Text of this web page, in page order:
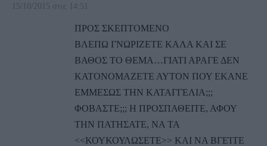
15/10/2015 στις 14:51
ΠΡΟΣ ΣΚΕΠΤΟΜΕΝΟ
ΒΛΕΠΩ ΓΝΩΡΙΖΕΤΕ ΚΑΛΑ ΚΑΙ ΣΕ
ΒΑΘΟΣ ΤΟ ΘΕΜΑ…ΓΙΑΤΙ ΑΡΑΓΕ ΔΕΝ
ΚΑΤΟΝΟΜΑΖΕΤΕ ΑΥΤΟΝ ΠΟΥ ΕΚΑΝΕ
ΕΜΜΕΣΩΣ ΤΗΝ ΚΑΤΑΓΓΕΛΙΑ;;;
ΦΟΒΑΣΤΕ;;; Η ΠΡΟΣΠΑΘΕΙΤΕ, ΑΦΟΥ
ΤΗΝ ΠΑΤΗΣΑΤΕ, ΝΑ ΤΑ
<<ΚΟΥΚΟΥΛΩΣΕΤΕ>> ΚΑΙ ΝΑ ΒΓΕΊΤΕ